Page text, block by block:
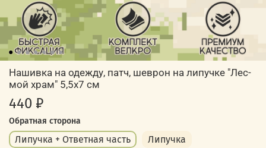
Нашивка на одежду, патч, шеврон на липучке "Лес-
мой храм" 5,5х7 см
440 ₽
Обратная сторона
Липучка + Ответная часть Липучка